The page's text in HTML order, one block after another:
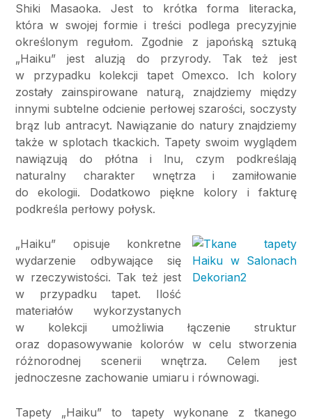
Shiki Masaoka. Jest to krótka forma literacka,
która w swojej formie i treści podlega precyzyjnie
określonym regułom. Zgodnie z japońską sztuką
„Haiku” jest aluzją do przyrody. Tak też jest
w przypadku kolekcji tapet Omexco. Ich kolory
zostały zainspirowane naturą, znajdziemy między
innymi subtelne odcienie perłowej szarości, soczysty
brąz lub antracyt. Nawiązanie do natury znajdziemy
także w splotach tkackich. Tapety swoim wyglądem
nawiązują do płótna i lnu, czym podkreślają
naturalny charakter wnętrza i zamiłowanie
do ekologii. Dodatkowo piękne kolory i fakturę
podkreśla perłowy połysk.
„Haiku” opisuje konkretne
wydarzenie odbywające się
w rzeczywistości. Tak też jest
w przypadku tapet. Ilość
materiałów wykorzystanych
w kolekcji umożliwia łączenie struktur
oraz dopasowywanie kolorów w celu stworzenia
różnorodnej scenerii wnętrza. Celem jest
jednoczesne zachowanie umiaru i równowagi.
Tapety „Haiku” to tapety wykonane z tkanego